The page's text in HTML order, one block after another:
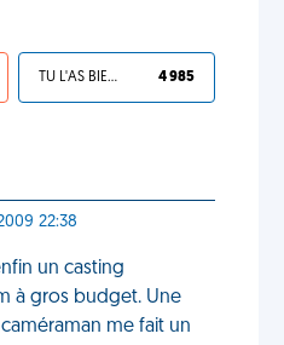
TU L'AS BIEN MÉRITÉ 4 985
22:38
un casting
à gros budget. Une
me fait un